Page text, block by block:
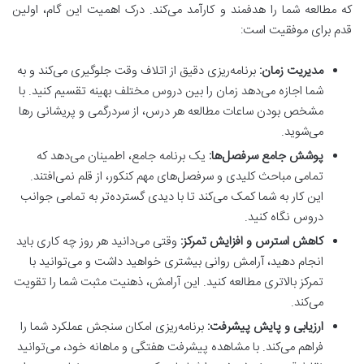
که مطالعه شما را هدفمند و کارآمد می‌کند. درک اهمیت این گام، اولین
قدم برای موفقیت است:
مدیریت زمان: برنامه‌ریزی دقیق از اتلاف وقت جلوگیری می‌کند و به
شما اجازه می‌دهد زمان را بین دروس مختلف بهینه تقسیم کنید. با
مشخص بودن ساعات مطالعه هر درس، از سردرگمی و پریشانی رها
می‌شوید.
پوشش جامع سرفصل‌ها: یک برنامه جامع، اطمینان می‌دهد که
تمامی مباحث کلیدی و سرفصل‌های مهم کنکور، از قلم نمی‌افتند.
این کار به شما کمک می‌کند تا با دیدی گسترده‌تر به تمامی جوانب
دروس نگاه کنید.
کاهش استرس و افزایش تمرکز: وقتی می‌دانید هر روز چه کاری باید
انجام دهید، آرامش روانی بیشتری خواهید داشت و می‌توانید با
تمرکز بالاتری مطالعه کنید. این آرامش، ذهنیت مثبت شما را تقویت
می‌کند.
ارزیابی و پایش پیشرفت: برنامه‌ریزی امکان سنجش عملکرد شما را
فراهم می‌کند. با مشاهده پیشرفت هفتگی و ماهانه خود، می‌توانید